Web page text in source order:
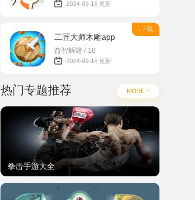
2024-09-18 更新
↓下载
工匠大师木雕app
益智解谜 / 18
2024-09-18 更新
热门专题推荐 MORE +
拳击手游大全